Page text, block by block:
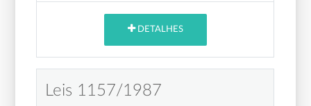
DETALHES
Leis 1157/1987